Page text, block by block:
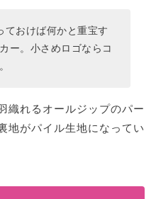
ておけば何かと重宝す
ー。小さめロゴならコ
織れるオールジップのパー
地がパイル生地になってい